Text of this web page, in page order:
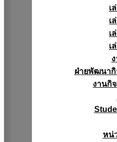
เ
เ
เ
เ
ฝ่ายพัฒนากิ
งานกิ
หน่